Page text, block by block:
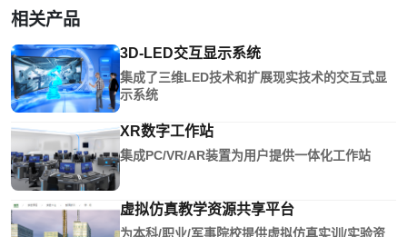
相关产品
3D-LED交互显示系统
集成了三维LED技术和扩展现实技术的交互式显
示系统
XR数字工作站
集成PC/VR/AR装置为用户提供一体化工作站
虚拟仿真教学资源共享平台
为本科/职业/军事院校提供虚拟仿真实训/实验资